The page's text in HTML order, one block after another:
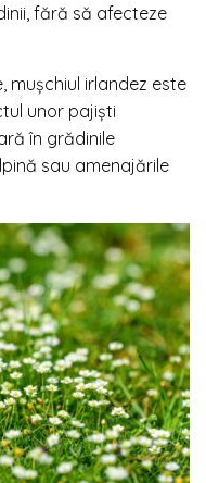
fără să afecteze
mușchiul irlandez este
unor pajiști
în grădinile
sau amenajările